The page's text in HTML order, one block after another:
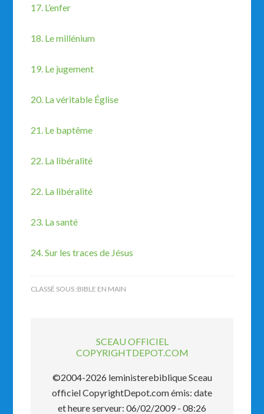
17. L’enfer
18. Le millénium
19. Le jugement
20. La véritable Église
21. Le baptême
22. La libéralité
22. La libéralité
23. La santé
24. Sur les traces de Jésus
CLASSÉ SOUS :BIBLE EN MAIN
SCEAU OFFICIEL
COPYRIGHTDEPOT.COM
©2004-2026 leministerebiblique Sceau
officiel CopyrightDepot.com émis: date
et heure serveur: 06/02/2009 - 08:26